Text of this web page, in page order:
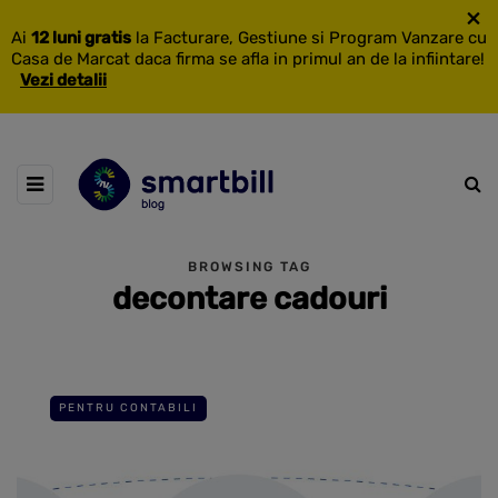
Ai 12 luni gratis la Facturare, Gestiune si Program Vanzare cu
Casa de Marcat daca firma se afla in primul an de la infiintare!
Vezi detalii
×
BROWSING TAG
decontare cadouri
PENTRU CONTABILI